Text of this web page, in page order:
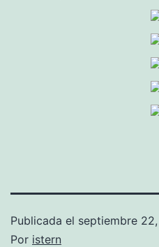
Publicada el septiembre
Por istern